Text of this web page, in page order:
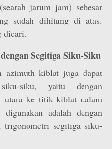
jarum jam) sebesar
sudah dihitung di atas.
dicari.
Segitiga Siku-Siku
azimuth kiblat juga dapat
siku, yaitu dengan
utara ke titik kiblat dalam
adalah dengan
trigonometri segitiga siku-